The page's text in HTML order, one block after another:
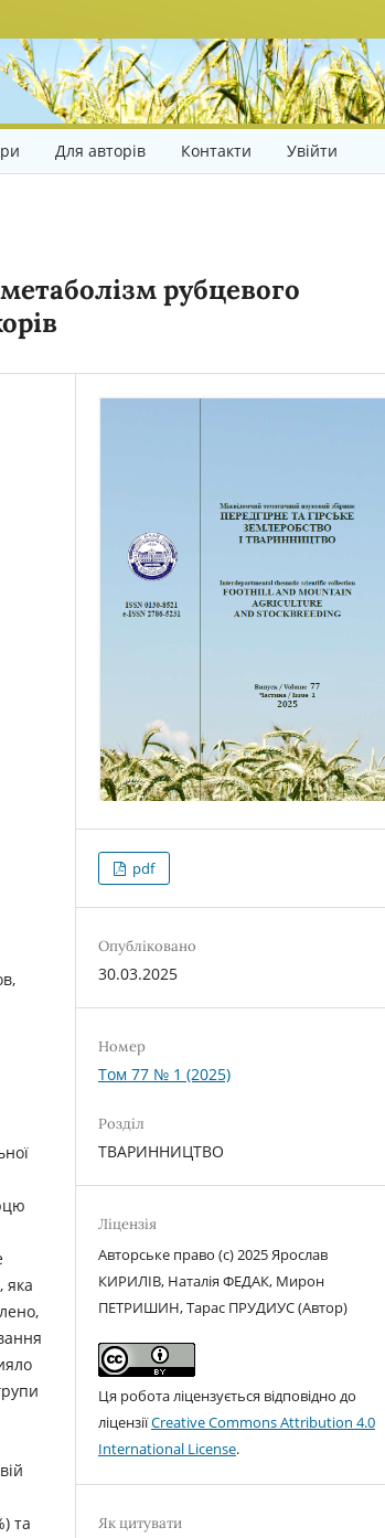
Для авторів Контакти Увійти
рубцевого
яка
та
pdf
Опубліковано
30.03.2025
Номер
Том 77 № 1 (2025)
Розділ
ТВАРИННИЦТВО
Ліцензія
Авторське право (c) 2025 Ярослав
КИРИЛІВ, Наталія ФЕДАК, Мирон
ПЕТРИШИН, Тарас ПРУДИУС (Автор)
Ця робота ліцензується відповідно до
ліцензіїCreative Commons Attribution 4.0
International License.
Як цитувати